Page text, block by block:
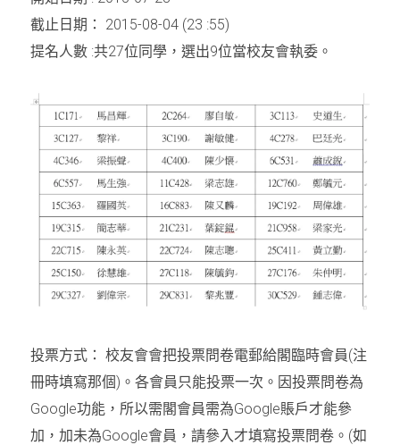
周年紀念
本會近況
名譽會員登記
學警預備班會員登記
銷售服務
聯絡我們
截止日期：
2015-08-04 (23 :55)
提名人數 :共27位同學，選出9位當校友會執委 。
投票方式： 校友會會把投票問卷電郵給閣臨時會員(注
冊時填寫那個) 。各會員只能投票一次。 因投票問卷為
Google功能，所以需閣會員需為Google賬戶才能參
加，加未為Google會員，請參入才填寫投票問卷。 (如